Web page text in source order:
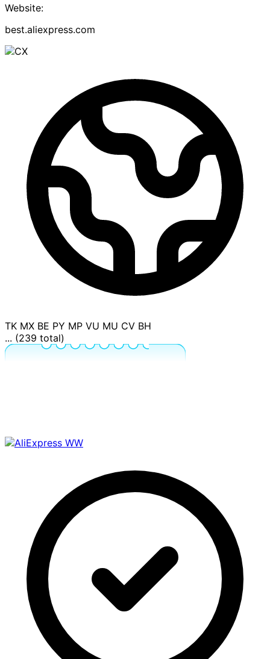
Website:
best.aliexpress.com
TK MX BE PY MP VU MU CV BH
... (239 total)